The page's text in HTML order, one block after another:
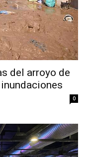
del arroyo de
0